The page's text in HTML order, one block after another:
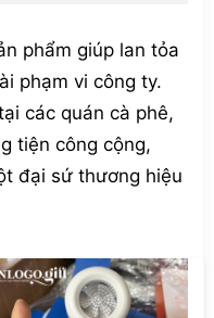
phẩm giúp lan tỏa
phạm vi công ty.
các quán cà phê,
tiện công cộng,
đại sứ thương hiệu